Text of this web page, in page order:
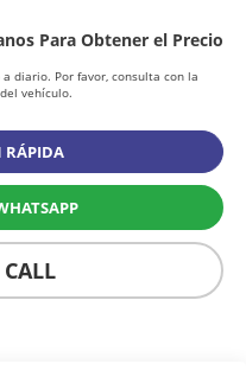
Para Obtener el Precio
diario. Por favor, consulta con la
vehículo.
RÁPIDA